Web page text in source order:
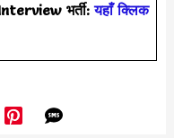
भर्ती:यहाँ क्लिक